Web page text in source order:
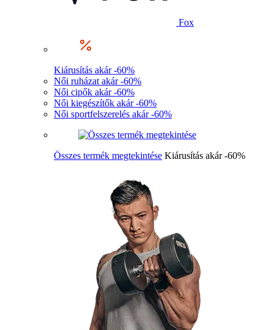
Fox
Kiárusítás akár -60%
Női ruházat akár -60%
Női cipők akár -60%
Női kiegészítők akár -60%
Női sportfelszerelés akár -60%
Összes termék megtekintése Kiárusítás akár -60%